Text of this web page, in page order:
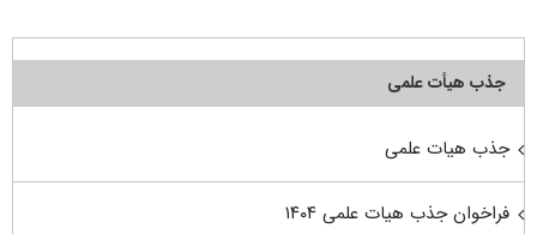
جذب هیأت علمی
جذب هیات علمی
فراخوان جذب هیات علمی ۱۴۰۴